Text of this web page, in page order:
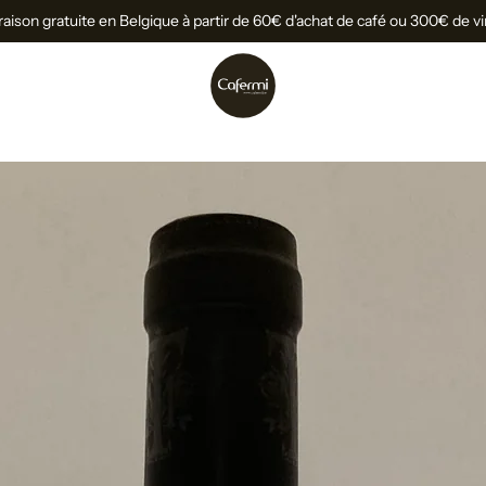
gratuite en Belgique à partir de 60€ d'achat de café ou 300€ de